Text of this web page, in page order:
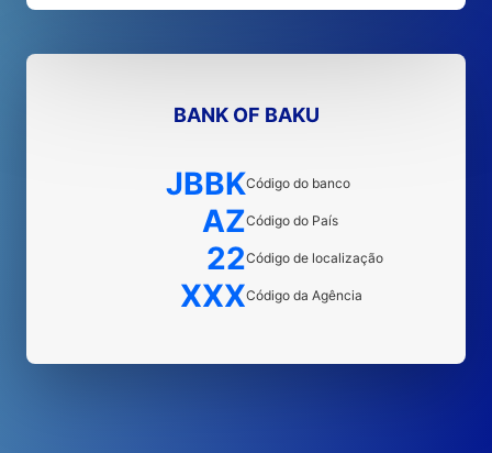
BANK OF BAKU
JBBKCódigo do banco
AZCódigo do País
22Código de localização
XXXCódigo da Agência